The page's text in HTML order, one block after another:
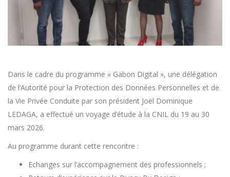
Dans le cadre du programme « Gabon Digital », une délégation
de l’Autorité pour la Protection des Données Personnelles et de
la Vie Privée Conduite par son président Joël Dominique
LEDAGA, a effectué un voyage d’étude à la CNIL du 19 au 30
mars 2026.
Au programme durant cette rencontre :
Echanges sur l’accompagnement des professionnels ;